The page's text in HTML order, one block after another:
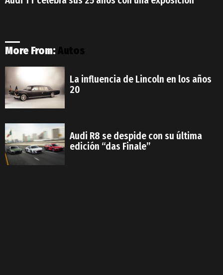
More From:Autos
La influencia de Lincoln en los años
20
Audi R8 se despide con su última
edición “das Finale”